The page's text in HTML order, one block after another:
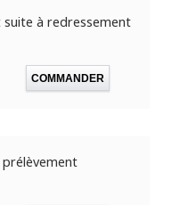
à redressement
COMMANDER